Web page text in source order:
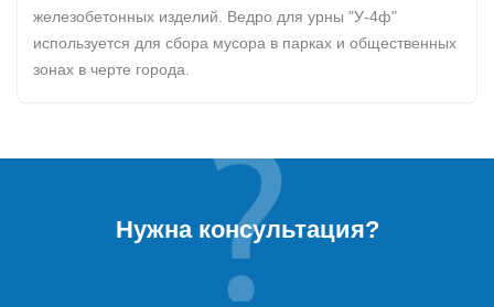
железобетонных изделий. Ведро для урны "У-4ф"
используется для сбора мусора в парках и общественных
зонах в черте города.
Нужна консультация?